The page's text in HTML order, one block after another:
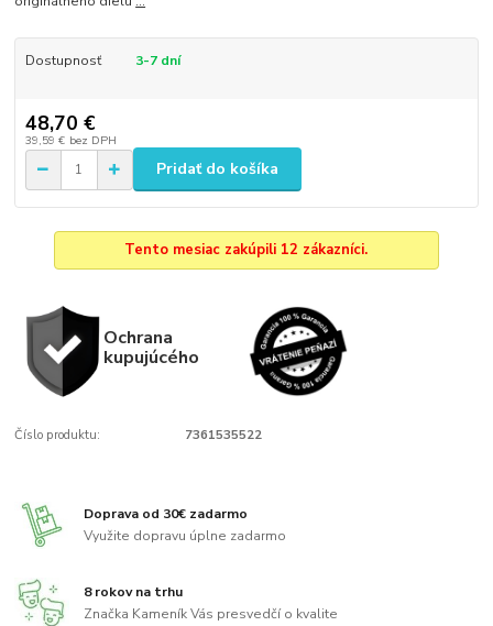
Dostupnosť 3-7 dní
48,70 €
39,59 € bez DPH
Pridať do košíka
Tento mesiac zakúpili 12 zákazníci.
Ochrana
kupujúcého
Číslo produktu: 7361535522
Doprava od 30€ zadarmo
Využite dopravu úplne zadarmo
8 rokov na trhu
Značka Kameník Vás presvedčí o kvalite